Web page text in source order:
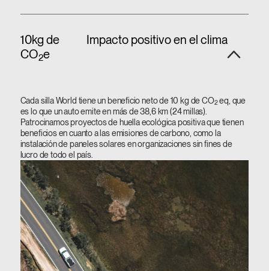
10kg de
CO2e
Impacto positivo en el clima
Cada silla World tiene un beneficio neto de 10 kg de CO2eq, que
es lo que un auto emite en más de 38,6 km (24 millas).
Patrocinamos proyectos de huella ecológica positiva que tienen
beneficios en cuanto a las emisiones de carbono, como la
instalación de paneles solares en organizaciones sin fines de
lucro de todo el país.